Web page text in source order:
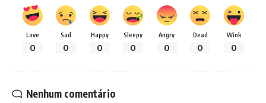
Love
0
Sad
0
Happy
0
Sleepy
0
Angry
0
Dead
0
Wink
0
Nenhum comentário